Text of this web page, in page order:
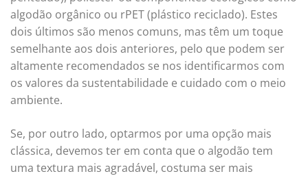
algodão orgânico ou rPET (plástico reciclado). Estes
dois últimos são menos comuns, mas têm um toque
semelhante aos dois anteriores, pelo que podem ser
altamente recomendados se nos identificarmos com
os valores da sustentabilidade e cuidado com o meio
ambiente.
Se, por outro lado, optarmos por uma opção mais
clássica, devemos ter em conta que o algodão tem
uma textura mais agradável, costuma ser mais